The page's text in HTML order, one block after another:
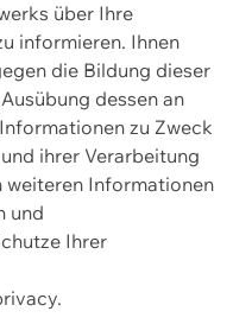
über Ihre
informieren. Ihnen
die Bildung dieser
dessen an
zu Zweck
ihrer Verarbeitung
weiteren Informationen
und
Ihrer